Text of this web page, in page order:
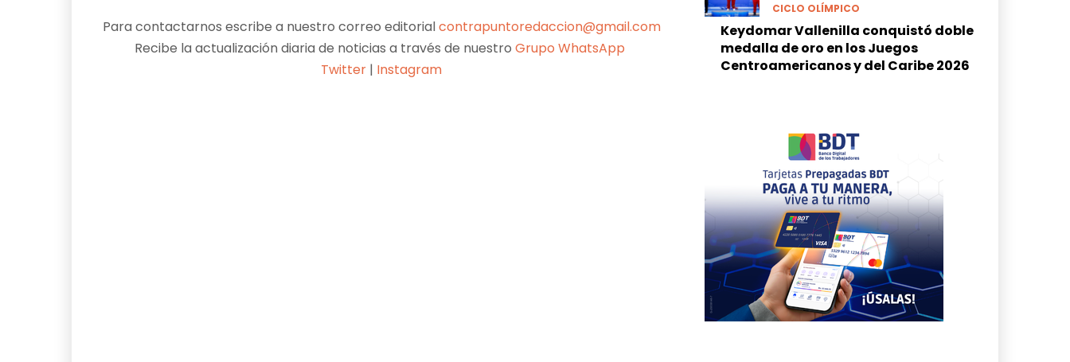
Para contactarnos escribe a nuestro correo editorialcontrapuntoredaccion@gmail.com
Recibe la actualización diaria de noticias a través de nuestroGrupo WhatsApp
Twitter | Instagram
CICLO OLÍMPICO
Keydomar Vallenilla conquistó doble
medalla de oro en los Juegos
Centroamericanos y del Caribe 2026